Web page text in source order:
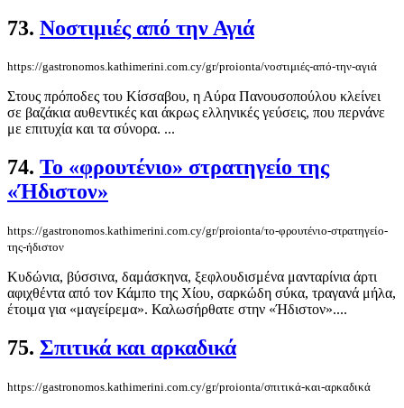
73. Νοστιμιές από την Αγιά
https://gastronomos.kathimerini.com.cy/gr/proionta/νοστιμιές-από-την-αγιά
Στους πρόποδες του Κίσσαβου, η Αύρα Πανουσοπούλου κλείνει
σε βαζάκια αυθεντικές και άκρως ελληνικές γεύσεις, που περνάνε
με επιτυχία και τα σύνορα. ...
74. Το «φρουτένιο» στρατηγείο της
«Ήδιστον»
https://gastronomos.kathimerini.com.cy/gr/proionta/το-φρουτένιο-στρατηγείο-
της-ήδιστον
Κυδώνια, βύσσινα, δαμάσκηνα, ξεφλουδισμένα μανταρίνια άρτι
αφιχθέντα από τον Κάμπο της Χίου, σαρκώδη σύκα, τραγανά μήλα,
έτοιμα για «μαγείρεμα». Καλωσήρθατε στην «Ήδιστον»....
75. Σπιτικά και αρκαδικά
https://gastronomos.kathimerini.com.cy/gr/proionta/σπιτικά-και-αρκαδικά